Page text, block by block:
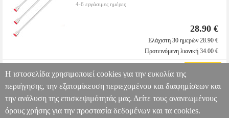
4-6 εργάσιμες ημέρες
28.90 €
Ελάχιστη 30 ημερών 28.90 €
Προτεινόμενη λιανική 34.00 €
Η ιστοσελίδα χρησιμοποιεί cookies για την ευκολία της
περιήγησης, την εξατομίκευση περιεχομένου και διαφημίσεων και
την ανάλυση της επισκεψιμότητάς μας. Δείτε τους ανανεωμένους
όρους χρήσης για την προστασία δεδομένων και τα cookies.